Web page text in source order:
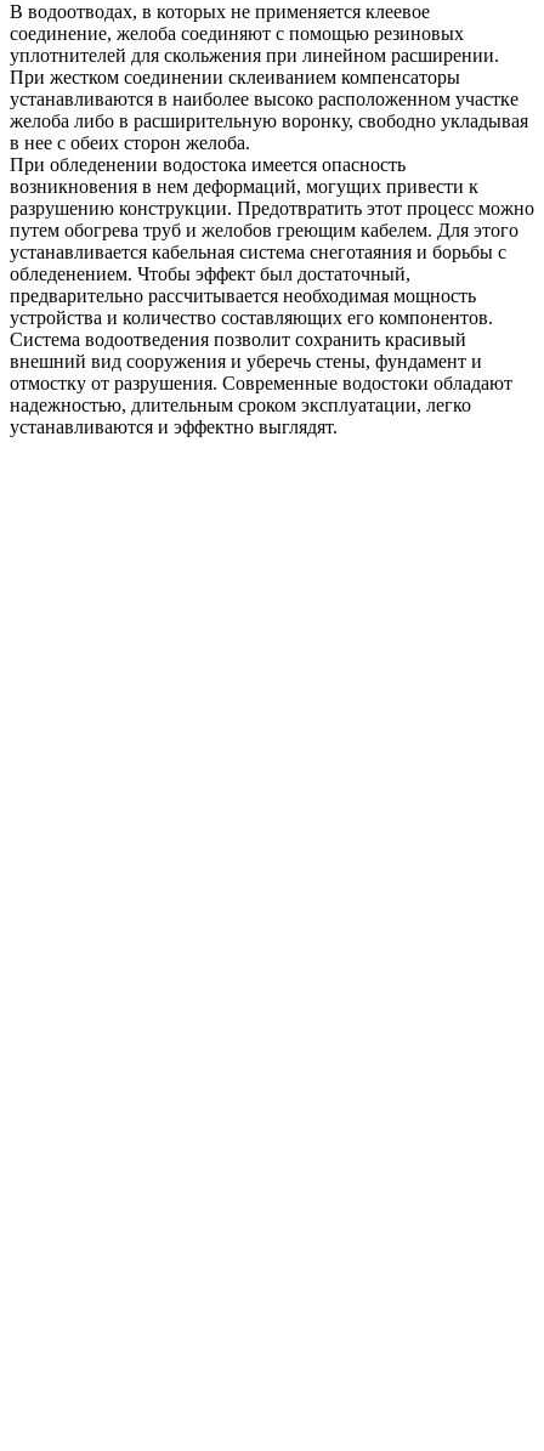
В водоотводах, в которых не применяется клеевое
соединение, желоба соединяют с помощью резиновых
уплотнителей для скольжения при линейном расширении.
При жестком соединении склеиванием компенсаторы
устанавливаются в наиболее высоко расположенном участке
желоба либо в расширительную воронку, свободно укладывая
в нее с обеих сторон желоба.
При обледенении водостока имеется опасность
возникновения в нем деформаций, могущих привести к
разрушению конструкции. Предотвратить этот процесс можно
путем обогрева труб и желобов греющим кабелем. Для этого
устанавливается кабельная система снеготаяния и борьбы с
обледенением. Чтобы эффект был достаточный,
предварительно рассчитывается необходимая мощность
устройства и количество составляющих его компонентов.
Система водоотведения позволит сохранить красивый
внешний вид сооружения и уберечь стены, фундамент и
отмостку от разрушения. Современные водостоки обладают
надежностью, длительным сроком эксплуатации, легко
устанавливаются и эффектно выглядят.